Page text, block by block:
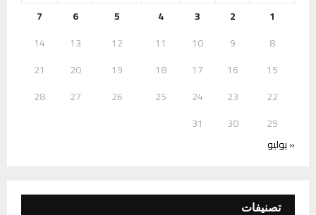
1
2
3
4
5
6
7
8
9
10
11
12
13
14
15
16
17
18
19
20
21
22
23
24
25
26
27
28
29
30
31
« يوليو
تصنيفات